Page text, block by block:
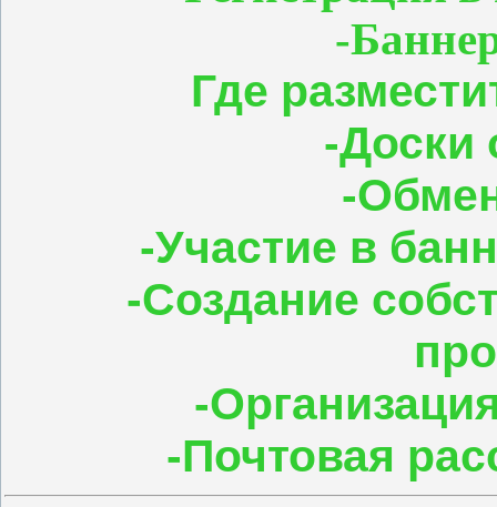
-
Где
-Доски
-
-Участие в
-Создание
-
-Почтовая